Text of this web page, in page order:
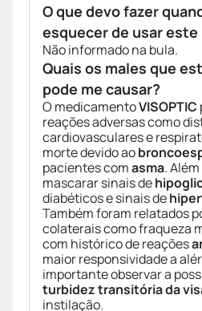
O que devo fazer
esquecer de usar
Não informado na bula.
Quais os males que
pode me causar?
O medicamentoVISOPTIC
reações adversas como
cardiovasculares e
morte devido ao
pacientes comasma.
mascarar sinais de
diabéticos e sinais de
Também foram relatados
colaterais como fraqueza
com histórico de reações
maior responsividade a
importante observar a
turbidez transitória da
instilação.